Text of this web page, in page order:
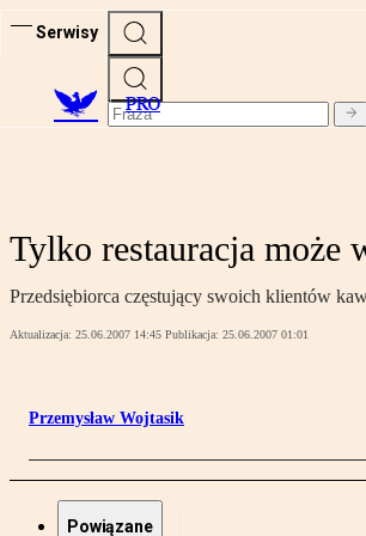
Serwisy
PRO
Tylko restauracja może
Przedsiębiorca częstujący swoich klientów
Aktualizacja: 25.06.2007 14:45 Publikacja: 25.06.2007 01:01
Przemysław Wojtasik
Powiązane